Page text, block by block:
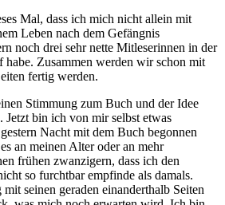
Mal, dass ich mich nicht allein mit
Leben nach dem Gefängnis
noch drei sehr nette Mitleserinnen in der
habe. Zusammen werden wir schon mit
fertig werden.
Stimmung zum Buch und der Idee
Jetzt bin ich von mir selbst etwas
Nacht mit dem Buch begonnen
an meinen Alter oder an mehr
frühen zwanzigern, dass ich den
so furchtbar empfinde als damals.
seinen geraden einanderthalb Seiten